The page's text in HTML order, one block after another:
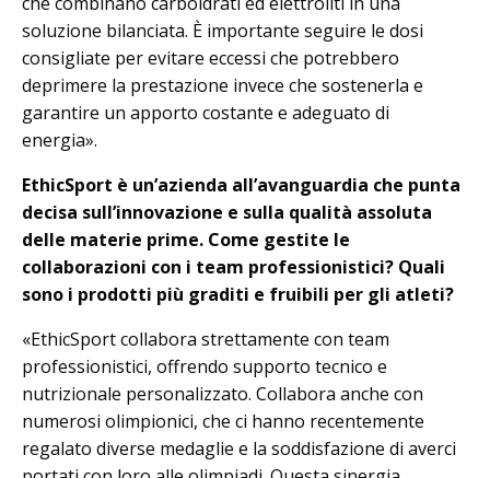
soluzione bilanciata. È importante seguire le dosi
consigliate per evitare eccessi che potrebbero
deprimere la prestazione invece che sostenerla e
garantire un apporto costante e adeguato di
energia».
EthicSport è un’azienda all’avanguardia che punta
decisa sull’innovazione e sulla qualità assoluta
delle materie prime. Come gestite le
collaborazioni con i team professionistici? Quali
sono i prodotti più graditi e fruibili per gli atleti?
«EthicSport collabora strettamente con team
professionistici, offrendo supporto tecnico e
nutrizionale personalizzato. Collabora anche con
numerosi olimpionici, che ci hanno recentemente
regalato diverse medaglie e la soddisfazione di averci